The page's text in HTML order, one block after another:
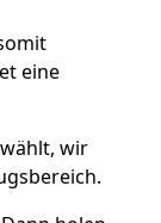
eine
wir